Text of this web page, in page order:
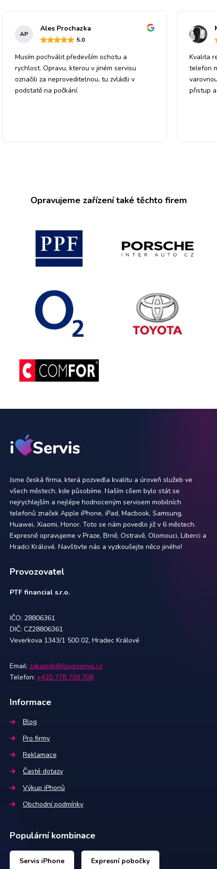
AP
Ales Prochazka
5.0
Musím pochválit především ochotu a
rychlost. Opravu, kterou v jiném servisu
označili za neproveditelnou, tu zvládli v
podstatě na počkání.
Kvalita
telefon
přistup
Opravujeme zařízení také těchto firem
Jsme česká firma, která pozvedla kvalitu a úroveň služeb ve
všech městech, kde působíme. Naším cílem bylo stát se
nejrychlejším a nejlépe hodnoceným servisem mobilních
telefonů značek Apple iPhone, iPad, Macbook, Samsung,
Huawei, Xiaomi, Honor. Toto se nám povedlo již v 6 městech.
Expresně opravujeme v Praze, Brně, Ostravě, Olomouci, Liberci a
Hradci Králové. Navštivte nás a vyzkoušejte něco jiného!
Provozovatel
PTF financial s.r.o.
IČO: 28806361
DIČ: CZ28806361
Veverkova 1343/1 500 02, Hradec Králové
Email: zakaznik@iloveservis.cz
Telefon: +420 778 759 708
Informace
Blog
Pro firmy
Reklamace
Časté dotazy
Výkup iPhonů
Obchodní podmínky
Populární kombinace
Servis iPhone Expresní pobočky